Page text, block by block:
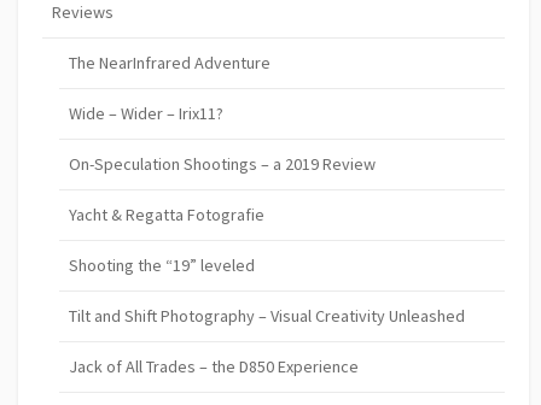
Reviews
The NearInfrared Adventure
Wide – Wider – Irix11?
On-Speculation Shootings – a 2019 Review
Yacht & Regatta Fotografie
Shooting the “19” leveled
Tilt and Shift Photography – Visual Creativity Unleashed
Jack of All Trades – the D850 Experience